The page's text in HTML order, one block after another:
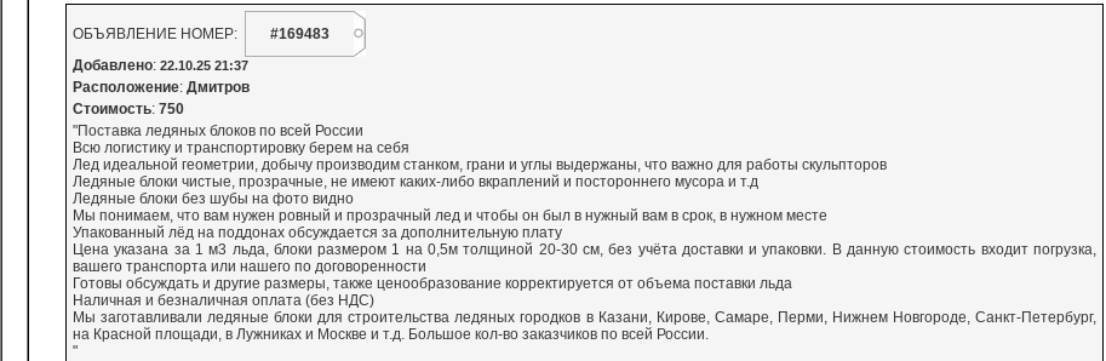
ОБЪЯВЛЕНИЕ НОМЕР:
#169483
Добавлено: 22.10.25 21:37
Расположение: Дмитров
Стоимость: 750
"Поставка ледяных блоков по всей России
Всю логистику и транспортировку берем на себя
Лед идеальной геометрии, добычу производим станком, грани и углы выдержаны, что важно для работы скульпторов
Ледяные блоки чистые, прозрачные, не имеют каких-либо вкраплений и постороннего мусора и т.д
Ледяные блоки без шубы на фото видно
Мы понимаем, что вам нужен ровный и прозрачный лед и чтобы он был в нужный вам в срок, в нужном месте
Упакованный лёд на поддонах обсуждается за дополнительную плату
Цена указана за 1 м3 льда, блоки размером 1 на 0,5м толщиной 20-30 см, без учёта доставки и упаковки. В данную стоимость входит погрузка,
вашего транспорта или нашего по договоренности
Готовы обсуждать и другие размеры, также ценообразование корректируется от объема поставки льда
Наличная и безналичная оплата (без НДС)
Мы заготавливали ледяные блоки для строительства ледяных городков в Казани, Кирове, Самаре, Перми, Нижнем Новгороде, Санкт-Петербург,
на Красной площади, в Лужниках и Москве и т.д. Большое кол-во заказчиков по всей России.
"